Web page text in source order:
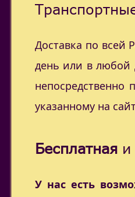
Доставка по всей
день или в любой
непосредственно
указанному на
Бесплатная и
У нас есть